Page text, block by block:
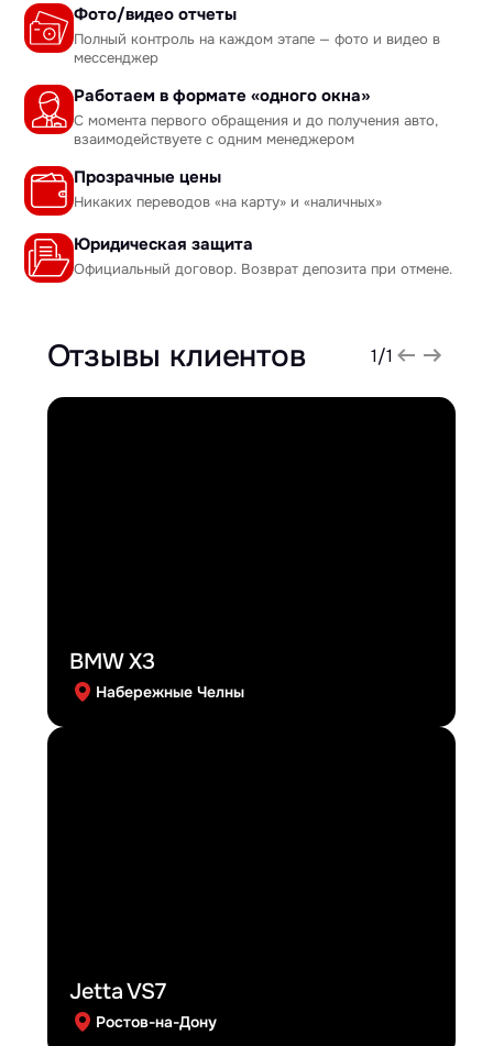
Фото/видео отчеты
Полный контроль на каждом этапе — фото и видео в
мессенджер
Работаем в формате «одного окна»
С момента первого обращения и до получения авто,
взаимодействуете с одним менеджером
Прозрачные цены
Никаких переводов «на карту» и «наличных»
Юридическая защита
Официальный договор. Возврат депозита при отмене.
Отзывы клиентов 1/1
BMW X3
Набережные Челны
Jetta VS7
Ростов-на-Дону